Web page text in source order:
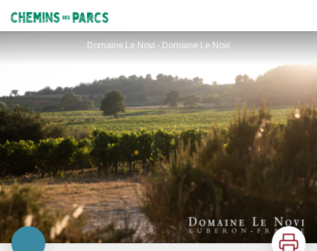
Chemins des Parcs
Domaine Le Novi - Domaine Le Novi
Imprimer